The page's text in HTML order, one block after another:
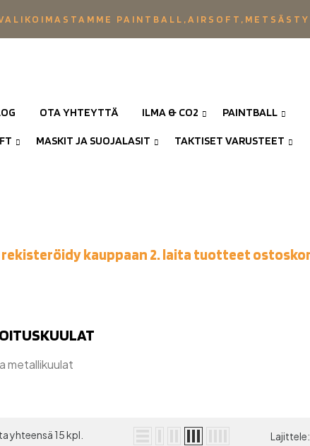
OTA YHTEYTTÄ ILMA & CO2 PAINTBALL
MASKIT JA SUOJALASIT TAKTISET VARUSTEET
kauppaan 2. laita tuotteet
metallikuulat
yhteensä 15 kpl. Lajittele: